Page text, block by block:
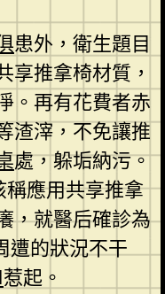
患外，衛生題目
享推拿椅材質，
。再有花費者赤
渣滓，不免讓推
處，躲垢納污。
應用共享推拿
，就醫后確診為
遭的狀況不干
惹起。